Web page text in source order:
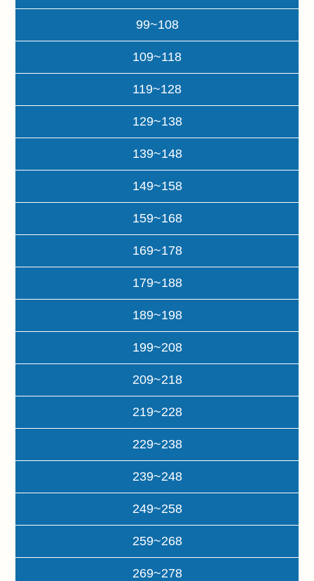
99~108
109~118
119~128
129~138
139~148
149~158
159~168
169~178
179~188
189~198
199~208
209~218
219~228
229~238
239~248
249~258
259~268
269~278